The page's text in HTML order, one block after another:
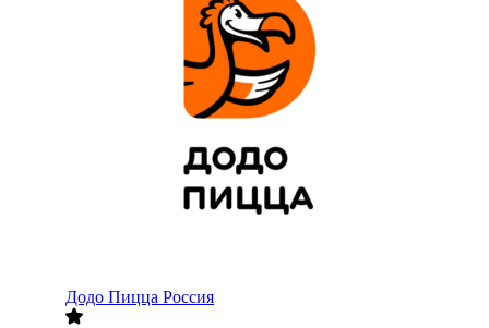
Додо Пицца Россия